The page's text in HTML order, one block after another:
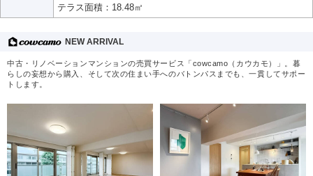
テラス面積：18.48㎡
NEW ARRIVAL
中古・リノベーションマンションの売買サービス「cowcamo（カウカモ）」。暮
らしの妄想から購入、そして次の住まい手へのバトンパスまでも、一貫してサポー
トします。